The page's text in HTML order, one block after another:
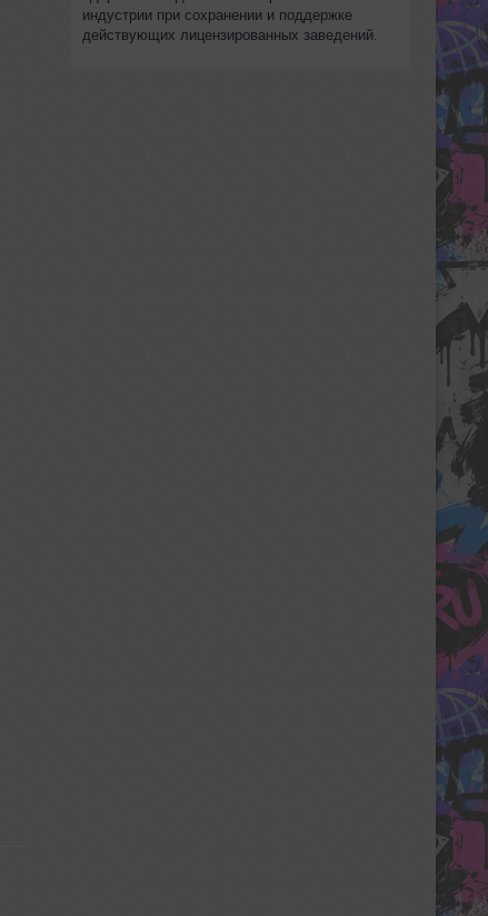
индустрии при сохранении и поддержке
действующих лицензированных заведений.